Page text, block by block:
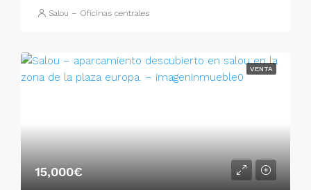
Salou – Oficinas centrales
VENTA
15,000€